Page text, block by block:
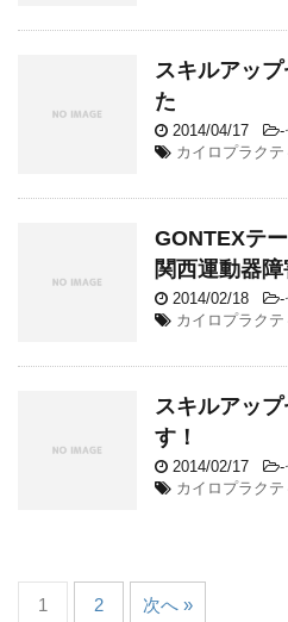
スキルアッ
た
2014/04/17 -
カイロプラクテ
GONTEXテ
関西運動器障
2014/02/18 -
カイロプラクテ
スキルアッ
す！
2014/02/17 -
カイロプラクテ
1 2 次へ »